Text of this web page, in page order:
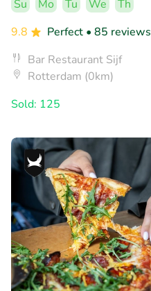
Su Mo Tu We
Th
9.8
Perfect • 85 reviews
Bar Restaurant Sijf
Rotterdam (0km)
Sold: 125